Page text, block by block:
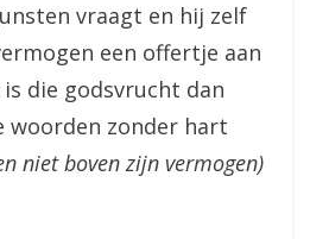
vraagt en hij zelf
een offertje aan
die godsvrucht dan
woorden zonder hart
niet boven zijn vermogen)